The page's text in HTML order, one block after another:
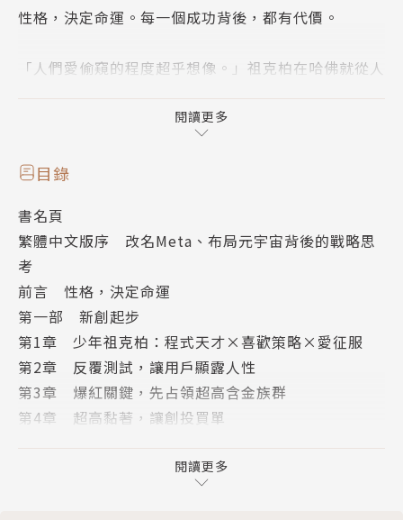
性格，決定命運。每一個成功背後，都有代價。
「人們愛偷窺的程度超乎想像。」祖克柏在哈佛就從人
快速成為地表最大社群帝國，但臉書也在攀至巔峰之
－以成長為優先要務，忽視內容品管，造成惡意、歧
－穩抓龐大廣告商機，卻不斷侵犯隱私底線，用戶從此
沒有祕密；
－為了吸引開發者，過度寬鬆的公司政策導致史上最大
個資外洩災難；
－全球最強大瘋傳引擎，卻也成為假新聞快速傳播、操
弄選舉的最強利器；
－靠精準眼光併購潛力競爭者，成為市場最大玩家，卻
成為反壟斷最大目標。
看懂臉書今日的成功與失敗背後的原因。這家市值破
閱讀更多
目錄
書名頁
繁體中文版序 改名Meta、布局元宇宙背後的戰略思
考
前言 性格，決定命運
第一部 新創起步
第1章 少年祖克柏：程式天才×喜歡策略×愛征服
第2章 反覆測試，讓用戶顯露人性
第3章 爆紅關鍵，先占領超高含金族群
第4章 超高黏著，讓創投買單
第6章 開放臉書，重寫核心價值，拆掉隱私保護牆
閱讀更多